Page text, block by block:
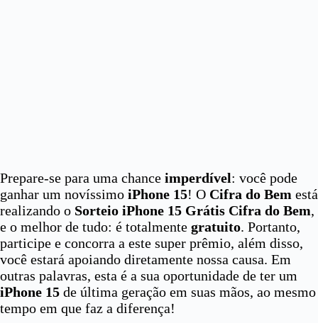
Prepare-se para uma chance imperdível: você pode
ganhar um novíssimo iPhone 15! O Cifra do Bem está
realizando o Sorteio iPhone 15 Grátis Cifra do Bem,
e o melhor de tudo: é totalmente gratuito. Portanto,
participe e concorra a este super prêmio, além disso,
você estará apoiando diretamente nossa causa. Em
outras palavras, esta é a sua oportunidade de ter um
iPhone 15 de última geração em suas mãos, ao mesmo
tempo em que faz a diferença!